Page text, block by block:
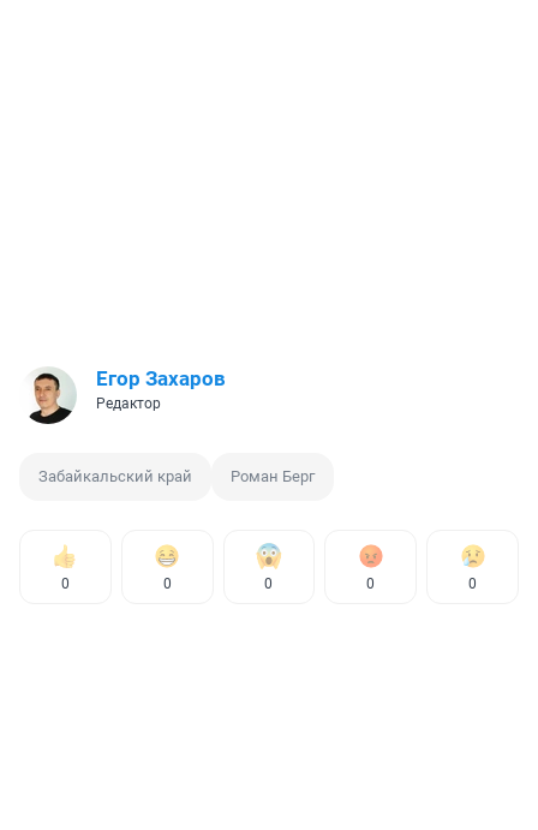
Егор Захаров
Редактор
Забайкальский край Роман Берг
0 0 0 0 0